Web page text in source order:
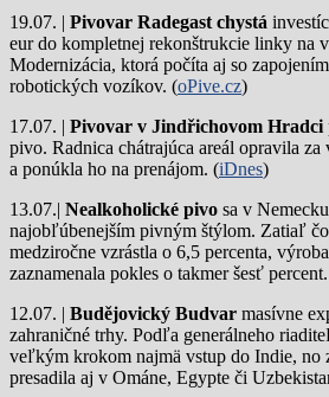
19.07. | Pivovar Radegast chystá
eur do kompletnej rekonštrukcie linky na
Modernizácia, ktorá počíta aj so
robotických vozíkov. (oPive.cz)
17.07. | Pivovar v Jindřichovom Hradci
pivo. Radnica chátrajúca areál opravila
a ponúkla ho na prenájom. (iDnes)
13.07.| Nealkoholické pivo sa v
najobľúbenejším pivným štýlom. Zatiaľ
medziročne vzrástla o 6,5 percenta,
zaznamenala pokles o takmer šesť
12.07. | Budějovický Budvar masívne
zahraničné trhy. Podľa generálneho
veľkým krokom najmä vstup do Indie, no
presadila aj v Ománe, Egypte či